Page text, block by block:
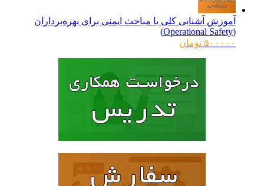
آموزش آشنایی کلی با مباحث ایمنی برای بهره‌برداران
۵۰۰۰۰۰ تومان